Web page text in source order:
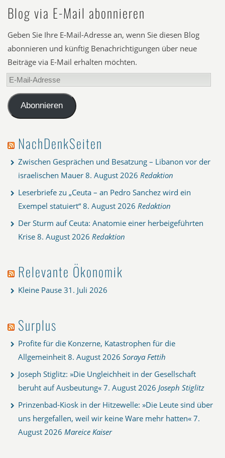
Blog via E-Mail abonnieren
Geben Sie Ihre E-Mail-Adresse an, wenn Sie diesen Blog
abonnieren und künftig Benachrichtigungen über neue
Beiträge via E-Mail erhalten möchten.
E-
Mail-
AdresseAbonnieren
NachDenkSeiten
Zwischen Gesprächen und Besatzung – Libanon vor der
israelischen Mauer 8. August 2026 Redaktion
Leserbriefe zu „Ceuta – an Pedro Sanchez wird ein
Exempel statuiert“ 8. August 2026 Redaktion
Der Sturm auf Ceuta: Anatomie einer herbeigeführten
Krise 8. August 2026 Redaktion
Relevante Ökonomik
Kleine Pause 31. Juli 2026
Surplus
Profite für die Konzerne, Katastrophen für die
Allgemeinheit 8. August 2026 Soraya Fettih
Joseph Stiglitz: »Die Ungleichheit in der Gesellschaft
beruht auf Ausbeutung« 7. August 2026 Joseph Stiglitz
Prinzenbad-Kiosk in der Hitzewelle: »Die Leute sind über
uns hergefallen, weil wir keine Ware mehr hatten« 7.
August 2026 Mareice Kaiser